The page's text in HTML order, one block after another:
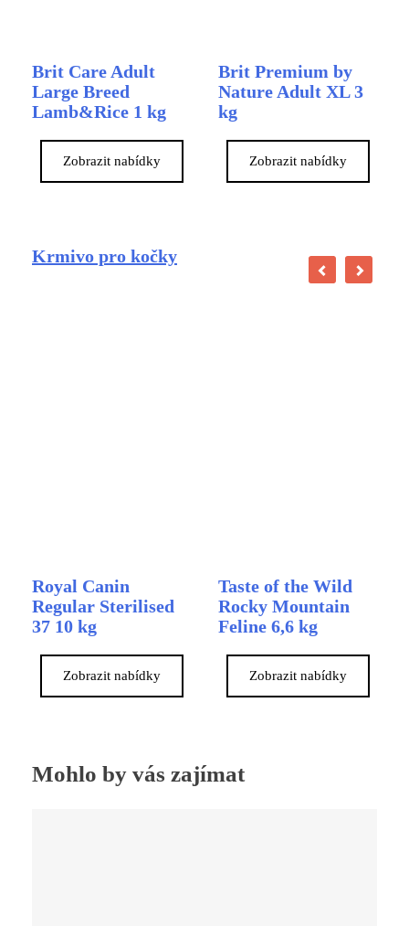
Brit Care Adult
Large Breed
Lamb&Rice 1 kg
Zobrazit nabídky
Brit Premium by
Nature Adult XL 3
kg
Zobrazit nabídky
Krmivo pro kočky
Royal Canin
Regular Sterilised
37 10 kg
Zobrazit nabídky
Taste of the Wild
Rocky Mountain
Feline 6,6 kg
Zobrazit nabídky
Mohlo by vás zajímat